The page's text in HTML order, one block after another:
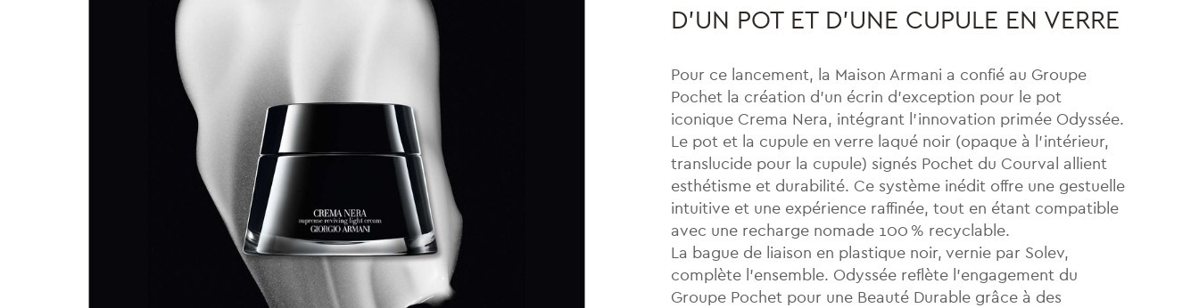
D’UN POT ET D’UNE CUPULE EN VERRE
Pour ce lancement, la Maison Armani a confié au Groupe
Pochet la création d’un écrin d’exception pour le pot
iconique Crema Nera, intégrant l’innovation primée Odyssée.
Le pot et la cupule en verre laqué noir (opaque à l’intérieur,
translucide pour la cupule) signés Pochet du Courval allient
esthétisme et durabilité. Ce système inédit offre une gestuelle
intuitive et une expérience raffinée, tout en étant compatible
avec une recharge nomade 100 % recyclable.
La bague de liaison en plastique noir, vernie par Solev,
complète l’ensemble. Odyssée reflète l’engagement du
Groupe Pochet pour une Beauté Durable grâce à des